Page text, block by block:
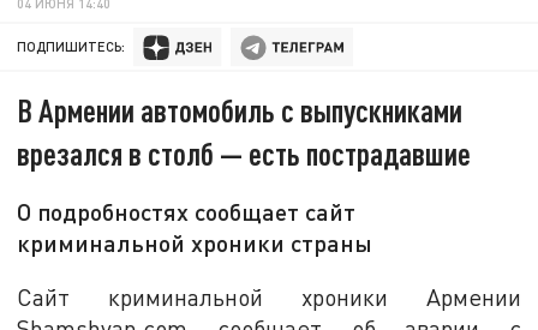
ПОДПИШИТЕСЬ:
В Армении автомобиль с выпускниками
врезался в столб — есть пострадавшие
О подробностях сообщает сайт
криминальной хроники страны
Сайт криминальной хроники Армении